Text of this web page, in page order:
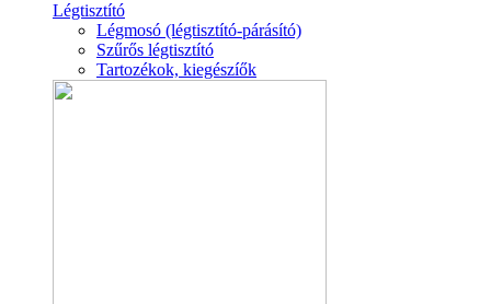
Légtisztító
Légmosó (légtisztító-párásító)
Szűrős légtisztító
Tartozékok, kiegészíők